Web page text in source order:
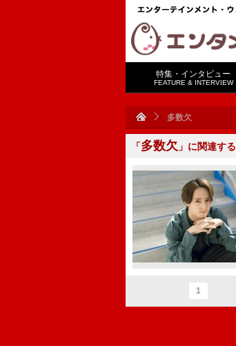
特集・インタビュー
FEATURE & INTERVIEW
多数欠
「多数欠 」に関連する
1